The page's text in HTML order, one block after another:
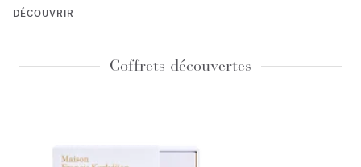
DÉCOUVRIR
Coffrets découvertes